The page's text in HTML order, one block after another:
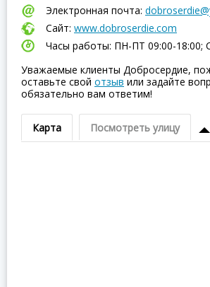
Электронная почта:
Сайт: www.dobroserdie.com
Часы работы: ПН-ПТ 09:00-18:00;
Уважаемые клиенты Добросердие,
оставьте свой отзыв или задайте
обязательно вам ответим!
Карта Посмотреть улицу